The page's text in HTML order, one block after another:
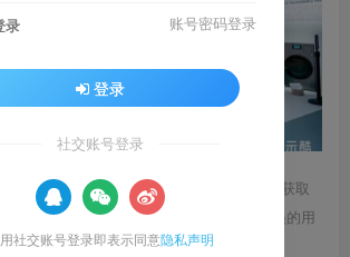
频可能会有压缩，若文章提供下载服务，获取
水印）可在下方下载； 2.没有百度网盘会员的用
获得更快的下载速度。
录 账号密码登录
登录
社交账号登录
社交账号登录即表示同意隐私声明